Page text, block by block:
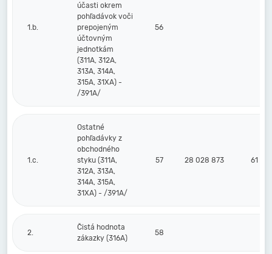
1.b.
účasti okrem
pohľadávok voči
prepojeným
účtovným
jednotkám
(311A, 312A,
313A, 314A,
315A, 31XA) -
/391A/
56
1.c.
Ostatné
pohľadávky z
obchodného
styku (311A,
312A, 313A,
314A, 315A,
31XA) - /391A/
57 28 028 873 61 594
2.
Čistá hodnota
zákazky (316A)
58